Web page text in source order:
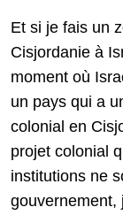
Et si je fais un
Cisjordanie à
moment où
un pays qui a
colonial en
projet colonial
institutions ne
gouvernement,